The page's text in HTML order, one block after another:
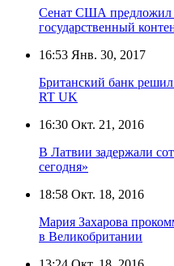
Сенат США предложил
государственный
16:53 Янв. 30, 2017
Британский банк решил
RT UK
16:30 Окт. 21, 2016
В Латвии задержали
сегодня»
18:58 Окт. 18, 2016
Мария Захарова
в Великобритании